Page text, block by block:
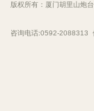
版权所有：厦门胡里山炮
咨询电话:0592-2088313